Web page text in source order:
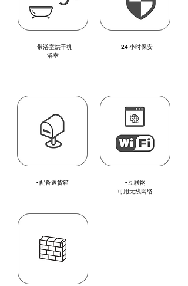
- 带浴室烘干机
浴室
- 24 小时保安
- 配备送货箱
- 互联网
可用无线网络